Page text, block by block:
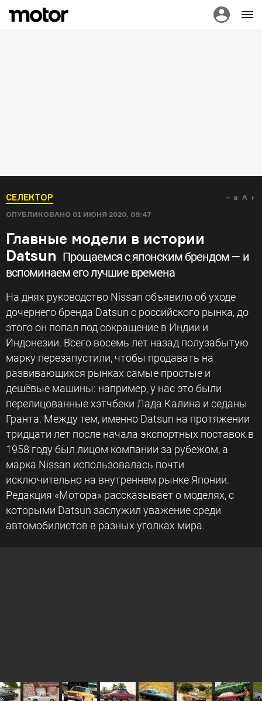
СЕЛЕКТОР
ОПУБЛИКОВАНО 01 ИЮНЯ 2020, 09:47
a A
Главные модели в истории
Datsun Прощаемся с японским брендом — и
вспоминаем его лучшие времена
На днях руководство Nissan объявило об уходе
дочернего бренда Datsun с российского рынка, до
этого он попал под сокращение в Индии и
Индонезии. Всего восемь лет назад полузабытую
марку перезапустили, чтобы продавать на
развивающихся рынках самые простые и
дешёвые машины: например, у нас это были
перелицованные хэтчбеки Лада Калина и седаны
Гранта. Между тем, именно Datsun на протяжении
тридцати лет после начала экспортных поставок в
1958 году был лицом компании за рубежом, а
марка Nissan использовалась почти
исключительно на внутреннем рынке Японии.
Редакция «Мотора» рассказывает о моделях, с
которыми Datsun заслужил уважение среди
автомобилистов в разных уголках мира.